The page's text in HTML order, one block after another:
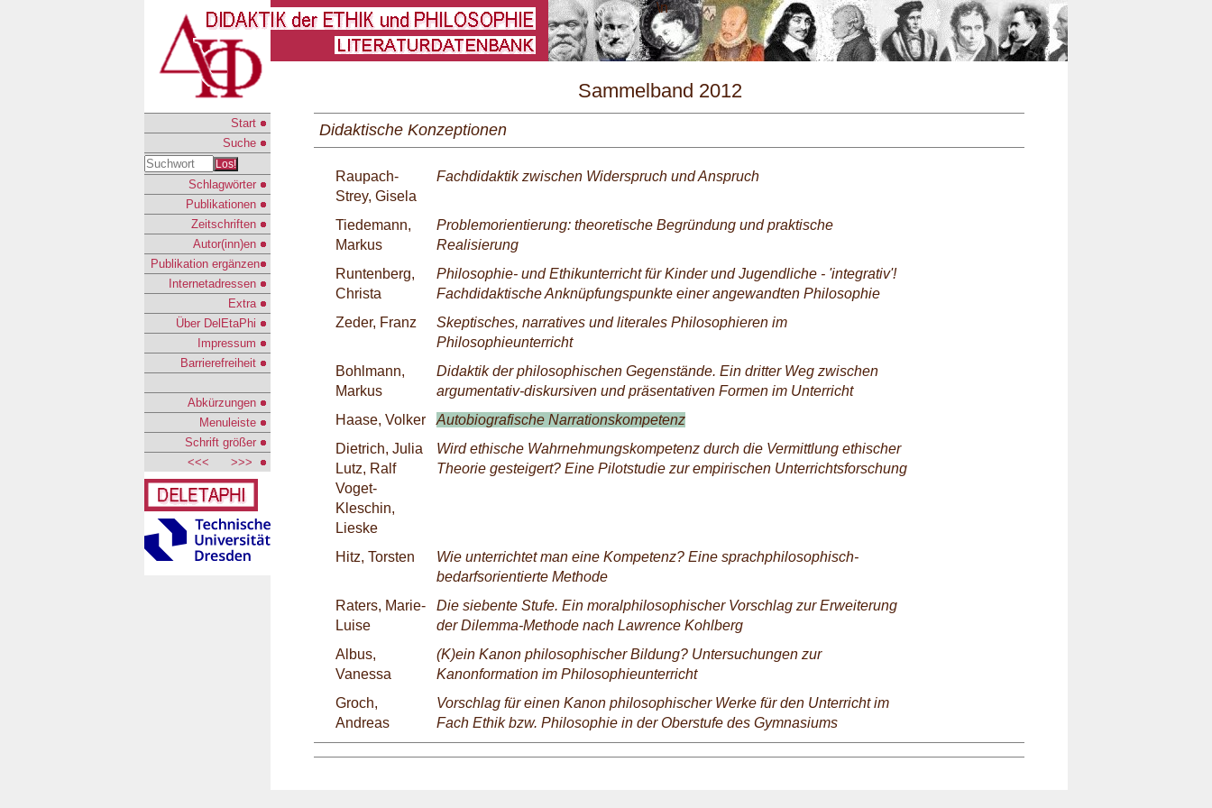
\n
Start
Suche
Los!
Schlagwörter
Publikationen
Zeitschriften
Autor(inn)en
Publikation ergänzen
Internetadressen
Extra
Über DelEtaPhi
Impressum
Barrierefreiheit
Abkürzungen
Menuleiste
Schrift größer
<<<
>>>
Sammelband 2012
Didaktische Konzeptionen
Raupach-
Strey, Gisela
Fachdidaktik zwischen Widerspruch und Anspruch
Tiedemann,
Markus
Problemorientierung: theoretische Begründung und praktische
Realisierung
Runtenberg,
Christa
Philosophie- und Ethikunterricht für Kinder und Jugendliche - 'integrativ'!
Fachdidaktische Anknüpfungspunkte einer angewandten Philosophie
Zeder, Franz
Skeptisches, narratives und literales Philosophieren im
Philosophieunterricht
Bohlmann,
Markus
Didaktik der philosophischen Gegenstände. Ein dritter Weg zwischen
argumentativ-diskursiven und präsentativen Formen im Unterricht
Haase, Volker
Autobiografische Narrationskompetenz
Dietrich, Julia
Lutz, Ralf
Voget-
Kleschin,
Lieske
Wird ethische Wahrnehmungskompetenz durch die Vermittlung ethischer
Theorie gesteigert? Eine Pilotstudie zur empirischen Unterrichtsforschung
Hitz, Torsten
Wie unterrichtet man eine Kompetenz? Eine sprachphilosophisch-
bedarfsorientierte Methode
Raters, Marie-
Luise
Die siebente Stufe. Ein moralphilosophischer Vorschlag zur Erweiterung
der Dilemma-Methode nach Lawrence Kohlberg
Albus,
Vanessa
(K)ein Kanon philosophischer Bildung? Untersuchungen zur
Kanonformation im Philosophieunterricht
Groch,
Andreas
Vorschlag für einen Kanon philosophischer Werke für den Unterricht im
Fach Ethik bzw. Philosophie in der Oberstufe des Gymnasiums